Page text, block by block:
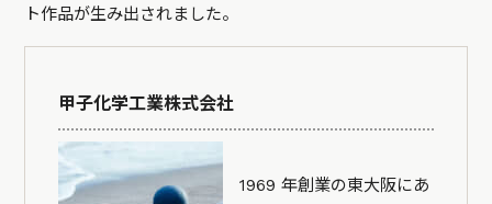
ト作品が生み出されました。
甲子化学工業株式会社
1969 年創業の東大阪にあ